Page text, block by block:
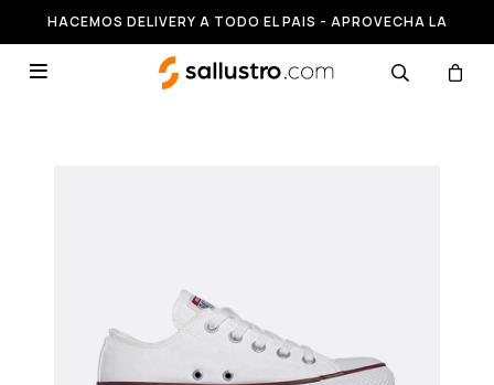
HACEMOS DELIVERY A TODO EL PAIS - APROVECHA LA
RUNNING HASTA 50% OFF
